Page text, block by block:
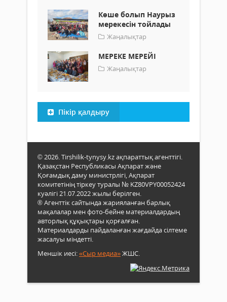
Көше болып Наурыз
мерекесін тойлады
Жаңалықтар
МЕРЕКЕ МЕРЕЙІ
Жаңалықтар
Пікір қалдыру
© 2026. Tirshilik-tynysy.kz ақпараттық агенттігі.
Қазақстан Республикасы Ақпарат және
Қоғамдық даму министрлігі, Ақпарат
комитетінің тіркеу туралы № KZ80VPY00052424
куәлігі 21.07.2022 жылы берілген.
® Агенттік сайтында жарияланған барлық
мақалалар мен фото-бейне материалдардың
авторлық құқықтары қорғалған.
Материалдарды пайдаланған жағдайда сілтеме
жасалуы міндетті.
Меншік иесі:«Сыр медиа»ЖШС.